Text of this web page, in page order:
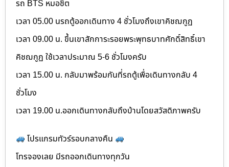
รถ BTS หมอชิต
เวลา 05.00 นรถตู้ออกเดินทาง 4 ชั่วโมงถึงเขาคิชฌกูฏ
เวลา 09.00 น. ขึ้นเขาสักการะรอยพระพุทธบาทศักดิ์สิทธิ์เขา
คิชฌกูฏ ใช้เวลาประมาณ 5-6 ชั่วโมงครับ
เวลา 15.00 น. กลับมาพร้อมกันที่รถตู้เพื่อเดินทางกลับ 4
ชั่วโมง
เวลา 19.00 น.ออกเดินทางกลับถึงบ้านโดยสวัสดิภาพครับ
โปรแกรมทัวร์รอบกลางคืน
โทรจองเลย มีรถออกเดินทางทุกวัน